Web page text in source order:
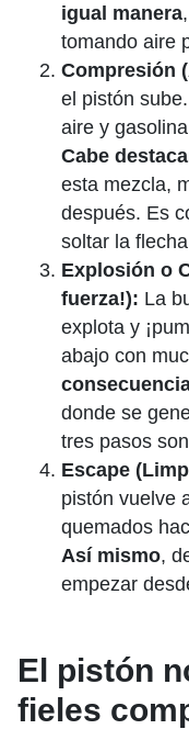
igual manera
tomando aire
Compresión
el pistón
aire y
Cabe
esta mezcla,
después. Es
soltar la
Explosión o
fuerza!): La
explota y
abajo con
donde se
tres pasos
Escape
pistón vuelve
quemados
Así mismo,
empezar
El pistón
fieles